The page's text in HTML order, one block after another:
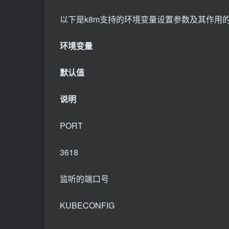
以下是k8m支持的环境变量设置参数及其作用
环境变量
默认值
说明
PORT
3618
监听的端口号
KUBECONFIG